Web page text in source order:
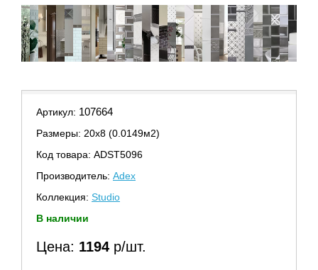
Артикул: 107664
Размеры: 20х8 (0.0149м2)
Код товара: ADST5096
Производитель: Adex
Коллекция: Studio
В наличии
Цена: 1194 р/шт.